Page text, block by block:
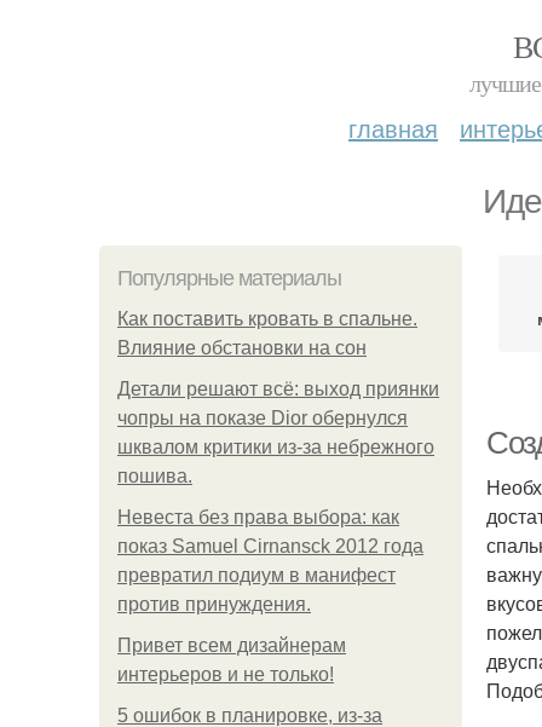
лучшие
главная
Популярные материалы
Как поставить кровать в спальне.
Влияние обстановки на сон
Детали решают всё: выход приянки
чопры на показе Dior обернулся
шквалом критики из-за небрежного
пошива.
Невеста без права выбора: как
показ Samuel Cirnansck 2012 года
превратил подиум в манифест
против принуждения.
Привет всем дизайнерам
интерьеров и не только!
5 ошибок в планировке, из-за